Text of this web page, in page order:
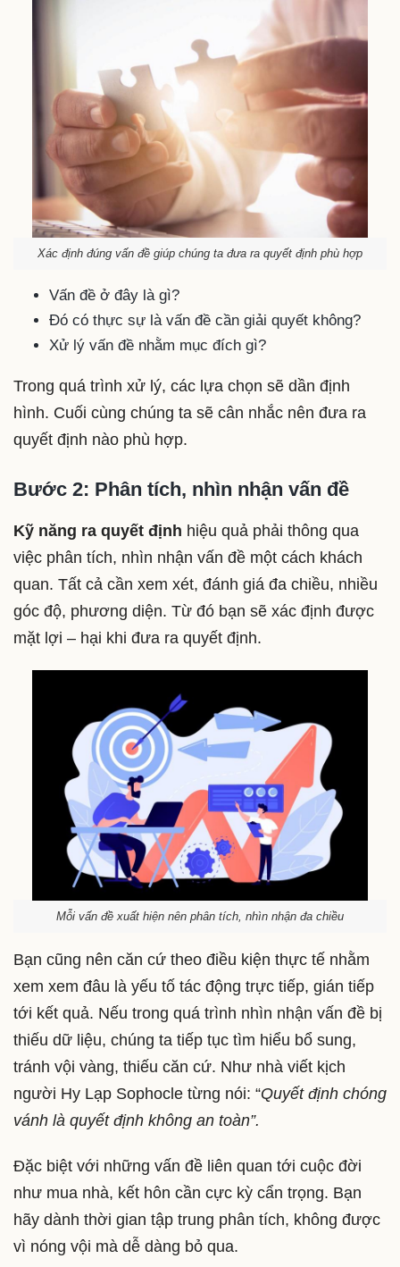
Xác định đúng vấn đề giúp chúng ta đưa ra quyết định phù hợp
Vấn đề ở đây là gì?
Đó có thực sự là vấn đề cần giải quyết không?
Xử lý vấn đề nhằm mục đích gì?
Trong quá trình xử lý, các lựa chọn sẽ dần định
hình. Cuối cùng chúng ta sẽ cân nhắc nên đưa ra
quyết định nào phù hợp.
Bước 2: Phân tích, nhìn nhận vấn đề
Kỹ năng ra quyết định hiệu quả phải thông qua
việc phân tích, nhìn nhận vấn đề một cách khách
quan. Tất cả cần xem xét, đánh giá đa chiều, nhiều
góc độ, phương diện. Từ đó bạn sẽ xác định được
mặt lợi – hại khi đưa ra quyết định.
Mỗi vấn đề xuất hiện nên phân tích, nhìn nhận đa chiều
Bạn cũng nên căn cứ theo điều kiện thực tế nhằm
xem xem đâu là yếu tố tác động trực tiếp, gián tiếp
tới kết quả. Nếu trong quá trình nhìn nhận vấn đề bị
thiếu dữ liệu, chúng ta tiếp tục tìm hiểu bổ sung,
tránh vội vàng, thiếu căn cứ. Như nhà viết kịch
người Hy Lạp Sophocle từng nói: “Quyết định chóng
vánh là quyết định không an toàn”.
Đặc biệt với những vấn đề liên quan tới cuộc đời
như mua nhà, kết hôn cần cực kỳ cẩn trọng. Bạn
hãy dành thời gian tập trung phân tích, không được
vì nóng vội mà dễ dàng bỏ qua.